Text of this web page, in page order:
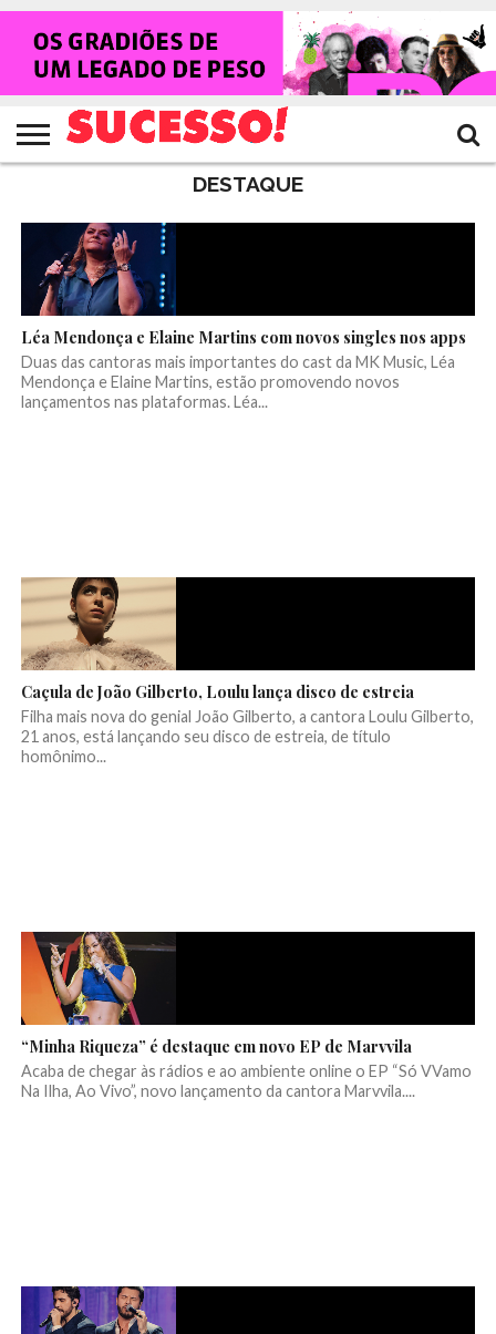
HOME
NOTÍCIAS
SHOWS
ENTREVISTAS
CLIQUES
RANKING
CROWLEY
TV
SUCESSO!
REVISTA
SUCESSO!
DESTAQUE
Léa Mendonça e Elaine Martins com novos singles nos apps
Duas das cantoras mais importantes do cast da MK Music, Léa
Mendonça e Elaine Martins, estão promovendo novos
lançamentos nas plataformas. Léa...
Caçula de João Gilberto, Loulu lança disco de estreia
Filha mais nova do genial João Gilberto, a cantora Loulu Gilberto,
21 anos, está lançando seu disco de estreia, de título
homônimo...
“Minha Riqueza” é destaque em novo EP de Marvvila
Acaba de chegar às rádios e ao ambiente online o EP “Só VVamo
Na Ilha, Ao Vivo”, novo lançamento da cantora Marvvila....